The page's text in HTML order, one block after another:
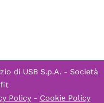
di USB S.p.A. - Società
Policy- Cookie Policy